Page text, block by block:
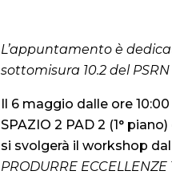
L’appuntamento è
sottomisura 10.2 del PSRN
Il 6 maggio dalle ore
SPAZIO 2 PAD 2 (1°
si svolgerà il workshop
PRODURRE